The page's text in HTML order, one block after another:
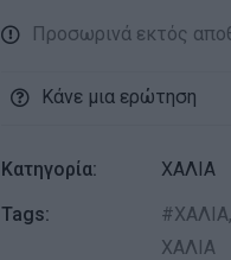
Προσωρινά εκτός
Κάνε μια ερώτηση
Κατηγορία:
ΧΑΛΙΑ
Tags:
ΧΑΛΙΑ,
ΧΑΛΙΑ